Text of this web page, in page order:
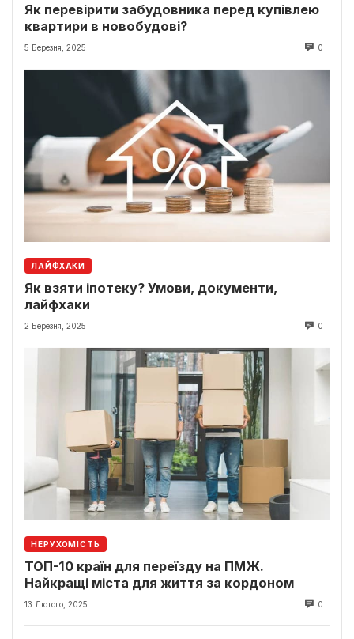
Як перевірити забудовника перед купівлею
квартири в новобудові?
5 Березня, 2025 0
ЛАЙФХАКИ
Як взяти іпотеку? Умови, документи,
лайфхаки
2 Березня, 2025 0
НЕРУХОМІСТЬ
ТОП-10 країн для переїзду на ПМЖ.
Найкращі міста для життя за кордоном
13 Лютого, 2025 0